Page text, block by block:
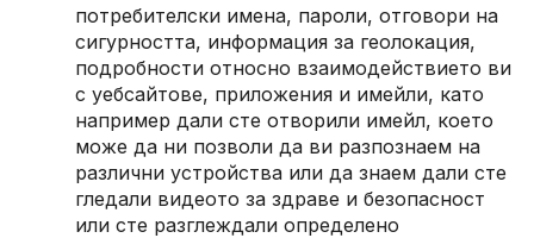
потребителски имена, пароли, отговори на
сигурността, информация за геолокация,
подробности относно взаимодействието ви
с уебсайтове, приложения и имейли, като
например дали сте отворили имейл, което
може да ни позволи да ви разпознаем на
различни устройства или да знаем дали сте
гледали видеото за здраве и безопасност
или сте разглеждали определено